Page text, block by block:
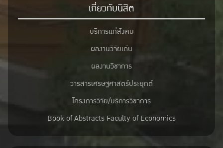
เกี่ยวกับนิสิต
บริการแก่สังคม
ผลงานวิจัยเด่น
ผลงานวิชาการ
วารสารเศรษฐศาสตร์ประยุกต์
โครงการวิจัย/บริการวิชาการ
Book of Abstracts Faculty of Economics